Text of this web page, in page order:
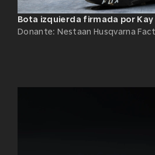
Bota izquierda firmada por Kay
Donante:Nestaan Husqvarna